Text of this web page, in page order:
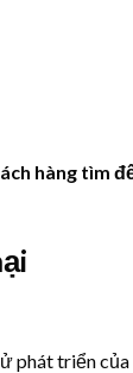
hàng tìm
phát triển của